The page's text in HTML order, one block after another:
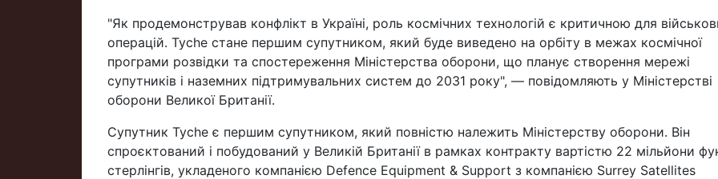
"Як продемонстрував конфлікт в Україні, роль космічних технологій є критичною для
операцій. Tyche стане першим супутником, який буде виведено на орбіту в межах космічної
програми розвідки та спостереження Міністерства оборони, що планує створення мережі
супутників і наземних підтримувальних систем до 2031 року", — повідомляють у Міністерстві
оборони Великої Британії.
Супутник Tyche є першим супутником, який повністю належить Міністерству оборони. Він
спроєктований і побудований у Великій Британії в рамках контракту вартістю 22 мільйони
стерлінгів, укладеного компанією Defence Equipment & Support з компанією Surrey Satellites